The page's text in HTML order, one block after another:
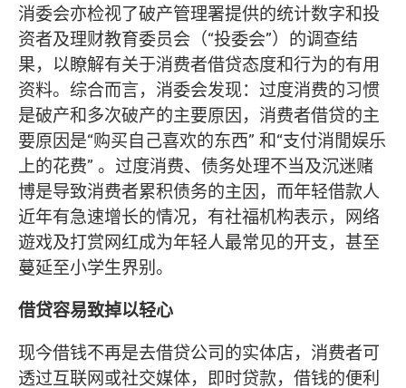
消委会亦检视了破产管理署提供的统计数字和投
资者及理财教育委员会（“投委会”）的调查结
果，以瞭解有关于消费者借贷态度和行为的有用
资料。综合而言，消委会发现：过度消费的习惯
是破产和多次破产的主要原因，消费者借贷的主
要原因是“购买自己喜欢的东西” 和“支付消閒娱乐
上的花费” 。过度消费、债务处理不当及沉迷赌
博是导致消费者累积债务的主因，而年轻借款人
近年有急速增长的情况，有社福机构表示，网络
遊戏及打赏网红成为年轻人最常见的开支，甚至
蔓延至小学生界别。
借贷容易致掉以轻心
现今借钱不再是去借贷公司的实体店，消费者可
透过互联网或社交媒体，即时贷款，借钱的便利